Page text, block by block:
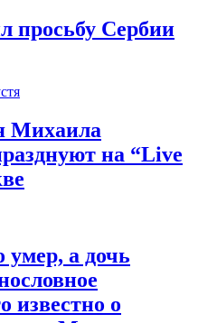
просьбу Сербии
Михаила
на “Live
умер, а дочь
известно о